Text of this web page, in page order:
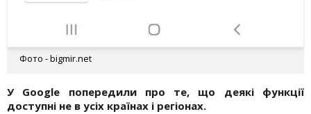
Фото - bigmir.net
У Google попередили про те, що деякі функції
доступні не в усіх країнах і регіонах.